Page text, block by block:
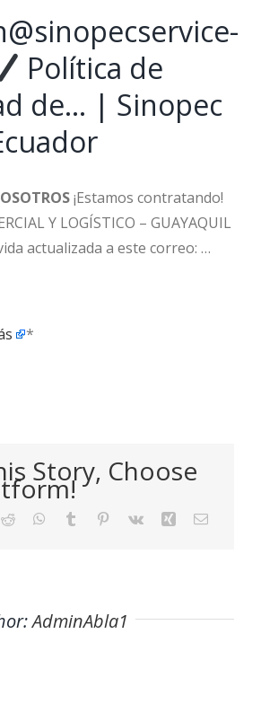
Política de
de… | Sinopec
¡Estamos contratando!
Y LOGÍSTICO – GUAYAQUIL
actualizada a este correo: …
*
Story, Choose
Reddit WhatsApp
Tumblr Pinterest
Vk Xing Email
AdminAbla1